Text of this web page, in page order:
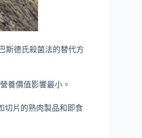
斯德氏殺菌法的替代方
養價值影響最小。
切片的熟肉製品和即食